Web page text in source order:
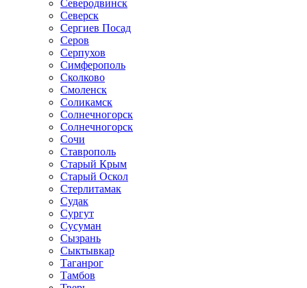
Северодвинск
Северск
Сергиев Посад
Серов
Серпухов
Симферополь
Сколково
Смоленск
Соликамск
Солнечногорск
Солнечногорск
Сочи
Ставрополь
Старый Крым
Старый Оскол
Стерлитамак
Судак
Сургут
Сусуман
Сызрань
Сыктывкар
Таганрог
Тамбов